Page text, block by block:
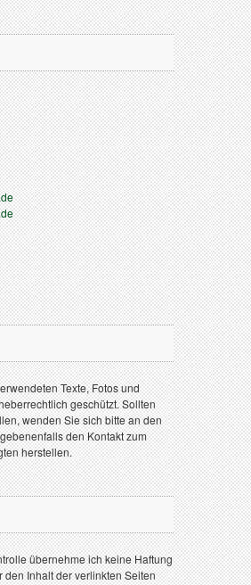
Texte, Fotos und
geschützt. Sollten
wenden Sie sich bitte an den
den Kontakt zum
herstellen.
übernehme ich keine Haftung
den Inhalt der verlinkten Seiten